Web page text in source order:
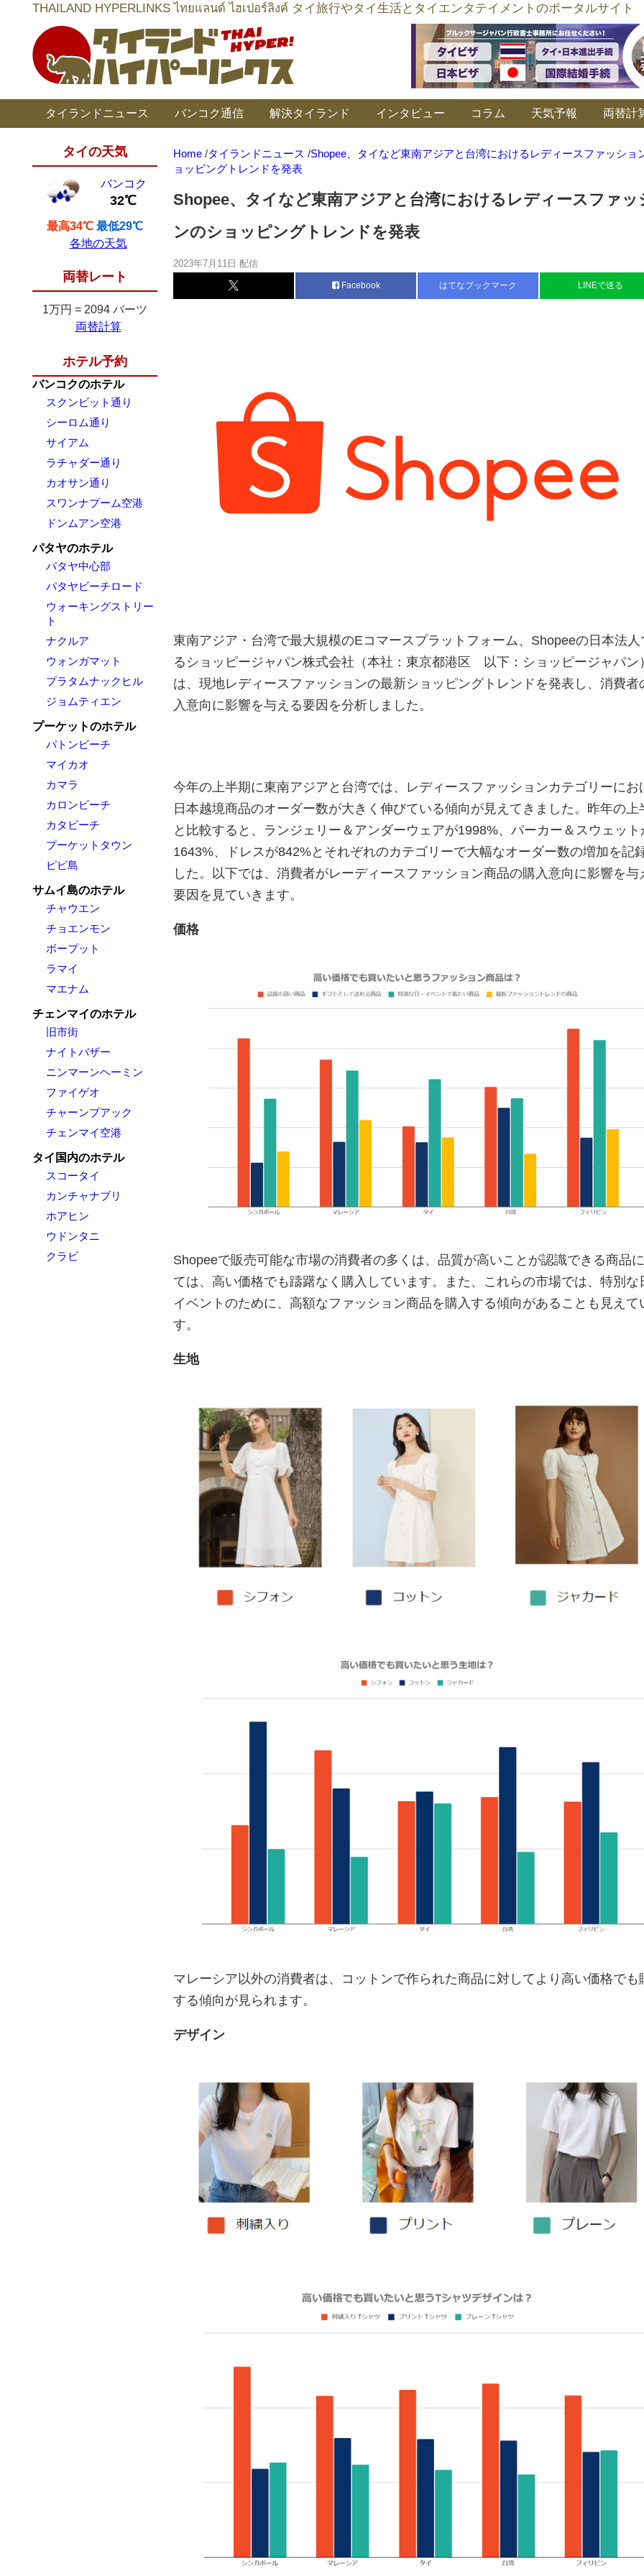
THAILAND HYPERLINKS ไทยแลนด์ ไฮเปอร์ลิงค์ タイ旅行やタイ生活とタイエンタテイメントのポータルサイト
タイランドニュース バンコク通信 解決タイランド インタビュー コラム 天気予報 両替計
タイの天気
バンコク
32℃
最高34℃ 最低29℃
各地の天気
両替レート
1万円 = 2094 バーツ
両替計算
ホテル予約
バンコクのホテル
スクンビット通り
シーロム通り
サイアム
ラチャダー通り
カオサン通り
スワンナプーム空港
ドンムアン空港
パタヤのホテル
パタヤ中心部
パタヤビーチロード
ウォーキングストリー
ト
ナクルア
ウォンガマット
プラタムナックヒル
ジョムティエン
プーケットのホテル
パトンビーチ
マイカオ
カマラ
カロンビーチ
カタビーチ
プーケットタウン
ピピ島
サムイ島のホテル
チャウエン
チョエンモン
ボープット
ラマイ
マエナム
チェンマイのホテル
旧市街
ナイトバザー
ニンマーンヘーミン
ファイゲオ
チャーンプアック
チェンマイ空港
タイ国内のホテル
スコータイ
カンチャナブリ
ホアヒン
ウドンタニ
クラビ
Home /タイランドニュース /Shopee、タイなど東南アジアと台湾におけるレディースファッショ
ョッピングトレンドを発表
Shopee、タイなど東南アジアと台湾におけるレディースファッ
ンのショッピングトレンドを発表
2023年7月11日 配信
Facebook はてなブックマーク LINEで送る
東南アジア・台湾で最大規模のEコマースプラットフォーム、Shopeeの日本法人
るショッピージャパン株式会社（本社：東京都港区 以下：ショッピージャパン
は、現地レディースファッションの最新ショッピングトレンドを発表し、消費者
入意向に影響を与える要因を分析しました。
今年の上半期に東南アジアと台湾では、レディースファッションカテゴリーにお
日本越境商品のオーダー数が大きく伸びている傾向が見えてきました。昨年の上
と比較すると、ランジェリー＆アンダーウェアが1998%、パーカー＆スウェット
1643%、ドレスが842%とそれぞれのカテゴリーで大幅なオーダー数の増加を記
した。以下では、消費者がレーディースファッション商品の購入意向に影響を与
要因を見ていきます。
価格
Shopeeで販売可能な市場の消費者の多くは、品質が高いことが認識できる商品
ては、高い価格でも躊躇なく購入しています。また、これらの市場では、特別な
イベントのために、高額なファッション商品を購入する傾向があることも見えて
す。
生地
マレーシア以外の消費者は、コットンで作られた商品に対してより高い価格でも
する傾向が見られます。
デザイン